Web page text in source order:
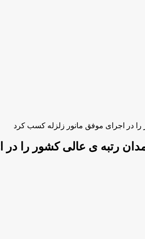
در اجرای موفق مانور زلزله کسب کرد
رتبه ی عالی کشور را در